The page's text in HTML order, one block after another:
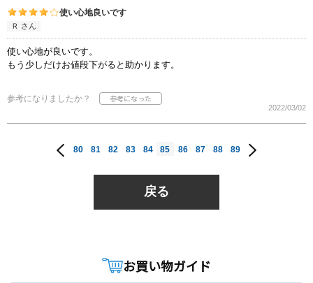
使い心地良いです
Ｒ さん
使い心地が良いです。
もう少しだけお値段下がると助かります。
参考になりましたか？
2022/03/02
80 81 82 83 84 85 86 87 88 89
戻る
お買い物ガイド